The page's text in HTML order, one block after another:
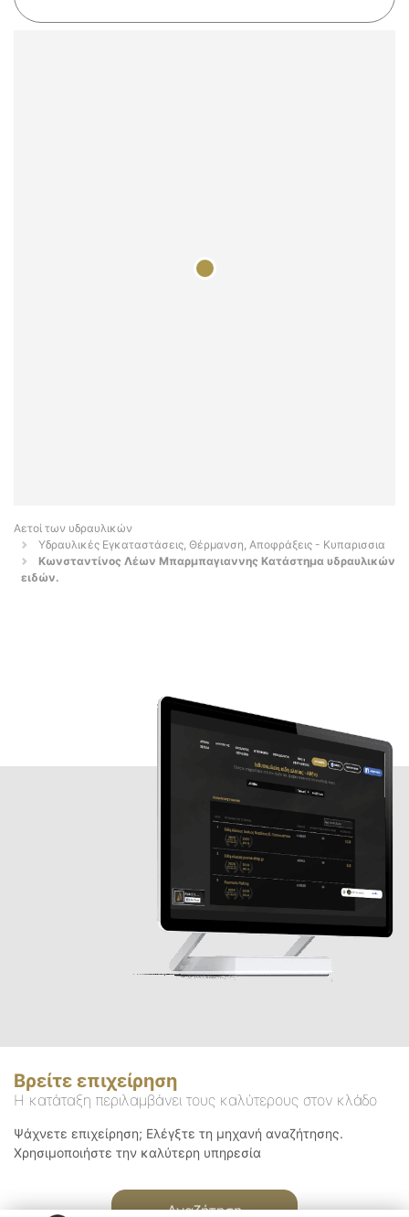
Αετοί των υδραυλικών
Υδραυλικές Εγκαταστάσεις, Θέρμανση, Αποφράξεις - Κυπαρισσια
Κωνσταντίνος Λέων Μπαρμπαγιαννης Κατάστημα υδραυλικών
ειδών.
Βρείτε επιχείρηση
Η κατάταξη περιλαμβάνει τους καλύτερους στον κλάδο
Ψάχνετε επιχείρηση; Ελέγξτε τη μηχανή αναζήτησης.
Χρησιμοποιήστε την καλύτερη υπηρεσία
Αναζήτηση